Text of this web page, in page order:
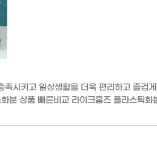
시키고 일상생활을 더욱 편리하고 즐겁
분 상품 빠른비교 라이크홈즈 플라스틱